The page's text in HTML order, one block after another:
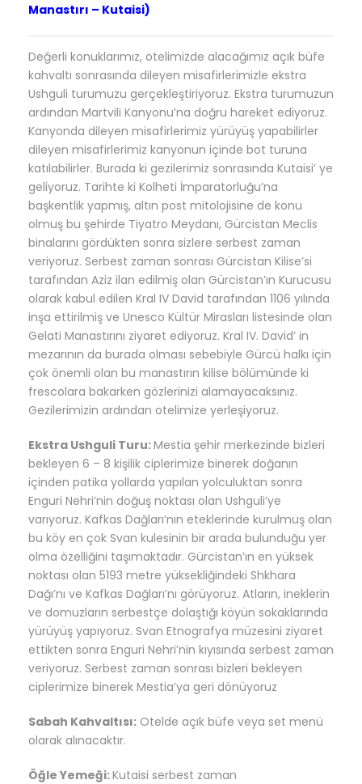
Manastırı – Kutaisi)
Değerli konuklarımız, otelimizde alacağımız açık büfe
kahvaltı sonrasında dileyen misafirlerimizle ekstra
Ushguli turumuzu gerçekleştiriyoruz. Ekstra turumuzun
ardından Martvili Kanyonu’na doğru hareket ediyoruz.
Kanyonda dileyen misafirlerimiz yürüyüş yapabilirler
dileyen misafirlerimiz kanyonun içinde bot turuna
katılabilirler. Burada ki gezilerimiz sonrasında Kutaisi’ ye
geliyoruz. Tarihte ki Kolheti İmparatorluğu’na
başkentlik yapmış, altın post mitolojisine de konu
olmuş bu şehirde Tiyatro Meydanı, Gürcistan Meclis
binalarını gördükten sonra sizlere serbest zaman
veriyoruz. Serbest zaman sonrası Gürcistan Kilise’si
tarafından Aziz ilan edilmiş olan Gürcistan’ın Kurucusu
olarak kabul edilen Kral IV David tarafından 1106 yılında
inşa ettirilmiş ve Unesco Kültür Mirasları listesinde olan
Gelati Manastırını ziyaret ediyoruz. Kral IV. David’ in
mezarının da burada olması sebebiyle Gürcü halkı için
çok önemli olan bu manastırın kilise bölümünde ki
frescolara bakarken gözlerinizi alamayacaksınız.
Gezilerimizin ardından otelimize yerleşiyoruz.
Ekstra Ushguli Turu:Mestia şehir merkezinde bizleri
bekleyen 6 – 8 kişilik ciplerimize binerek doğanın
içinden patika yollarda yapılan yolculuktan sonra
Enguri Nehri’nin doğuş noktası olan Ushguli’ye
varıyoruz. Kafkas Dağları’nın eteklerinde kurulmuş olan
bu köy en çok Svan kulesinin bir arada bulunduğu yer
olma özelliğini taşımaktadır. Gürcistan’ın en yüksek
noktası olan 5193 metre yüksekliğindeki Shkhara
Dağı’nı ve Kafkas Dağları’nı görüyoruz. Atların, ineklerin
ve domuzların serbestçe dolaştığı köyün sokaklarında
yürüyüş yapıyoruz. Svan Etnografya müzesini ziyaret
ettikten sonra Enguri Nehri’nin kıyısında serbest zaman
veriyoruz. Serbest zaman sonrası bizleri bekleyen
ciplerimize binerek Mestia’ya geri dönüyoruz
Sabah Kahvaltısı: Otelde açık büfe veya set menü
olarak alınacaktır.
Öğle Yemeği:Kutaisi serbest zaman